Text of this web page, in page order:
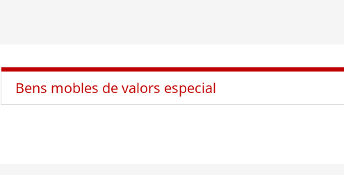
Bens mobles de valors especial